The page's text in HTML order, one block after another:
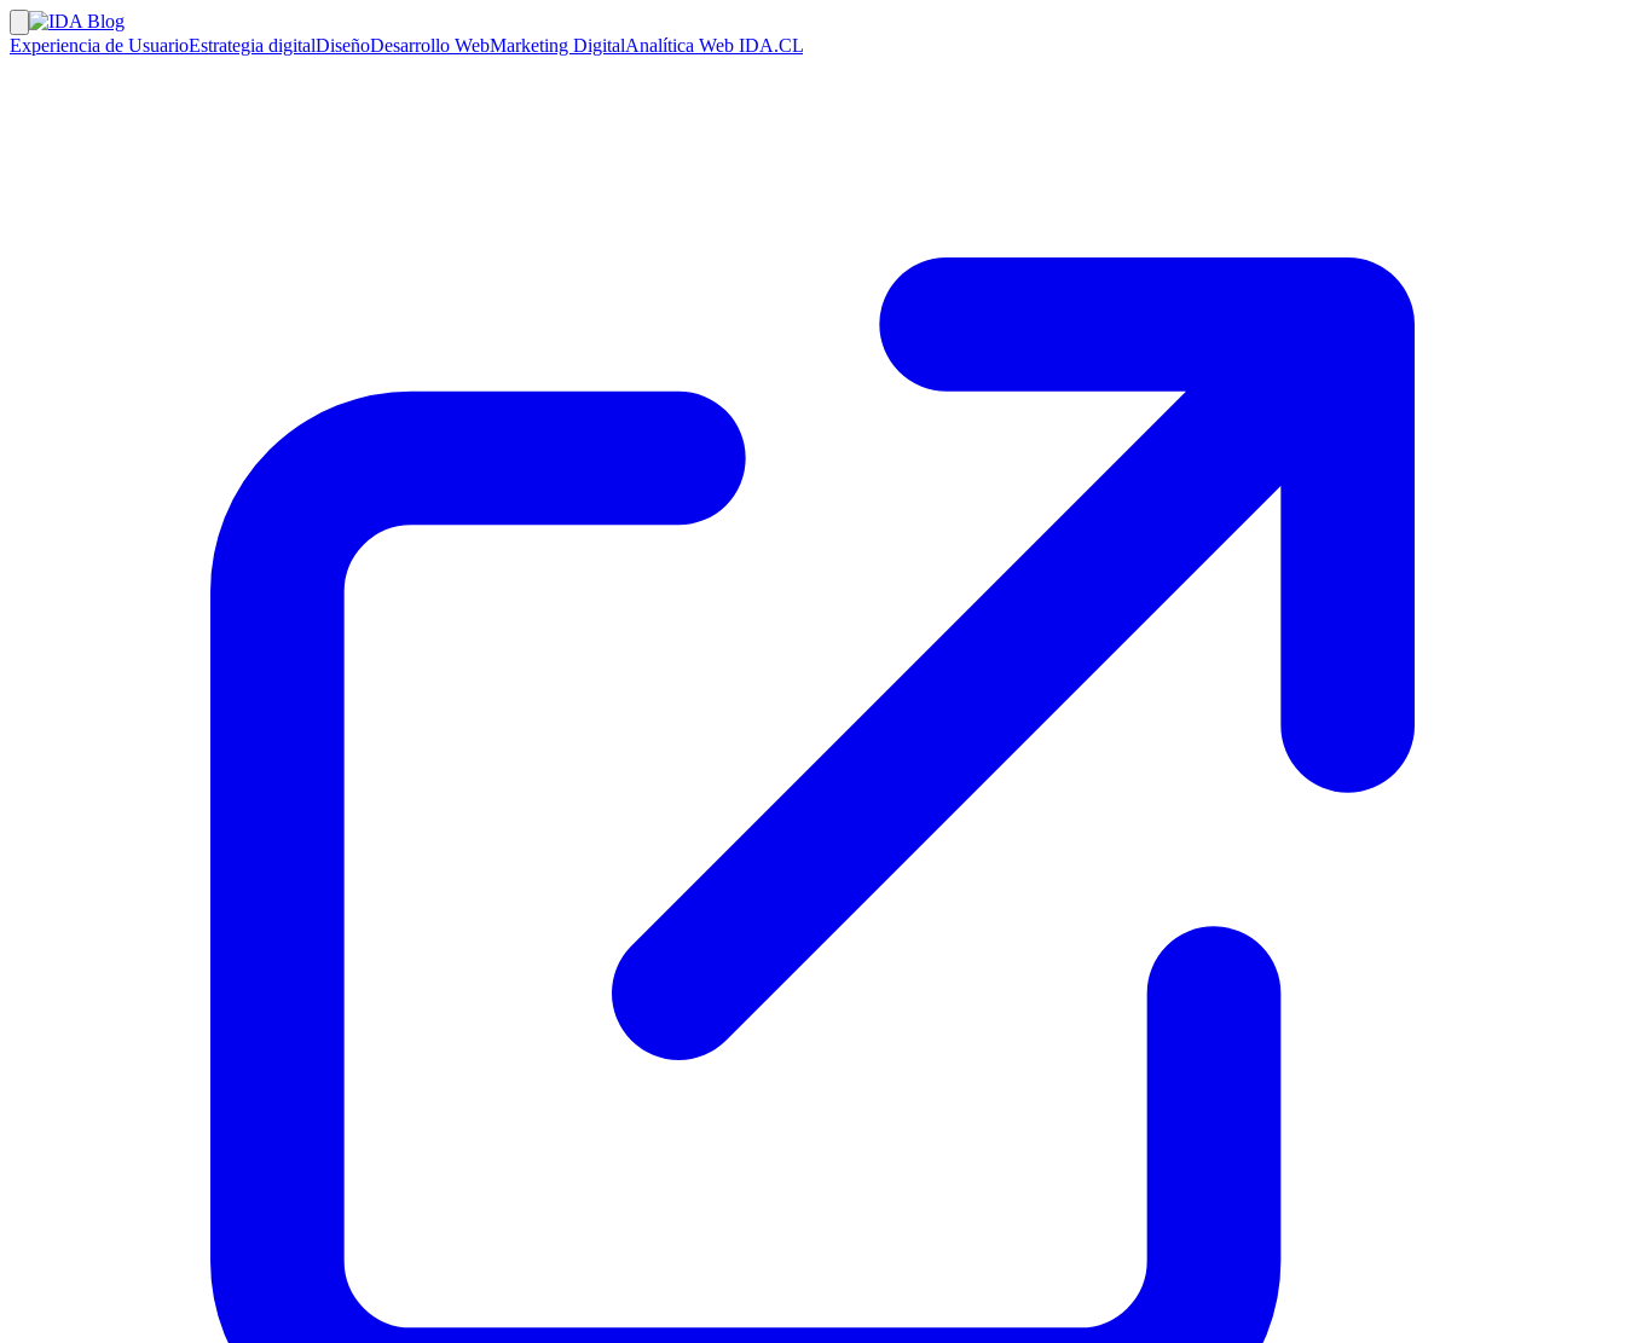
Experiencia de UsuarioEstrategia digitalDiseñoDesarrollo WebMarketing DigitalAnalítica Web IDA.CL